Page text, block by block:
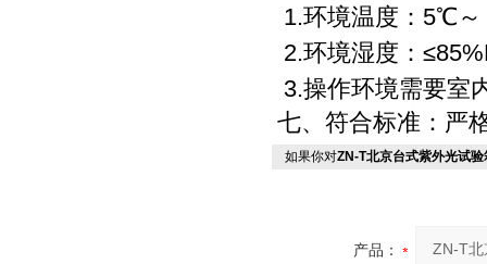
1.环境温度：5℃
2.环境湿度：
3.操作环境需要室
七、 符合标准：严
如果你对ZN-T北京台式紫外光试验
产品：